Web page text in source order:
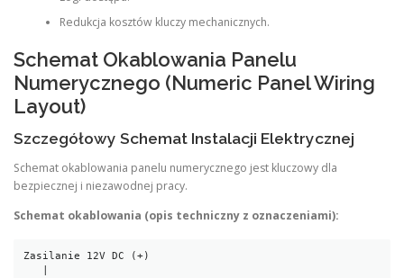
Redukcja kosztów kluczy mechanicznych.
Schemat Okablowania Panelu
Numerycznego (Numeric Panel Wiring
Layout)
Szczegółowy Schemat Instalacji Elektrycznej
Schemat okablowania panelu numerycznego jest kluczowy dla
bezpiecznej i niezawodnej pracy.
Schemat okablowania (opis techniczny z oznaczeniami):
Zasilanie 12V DC (+)